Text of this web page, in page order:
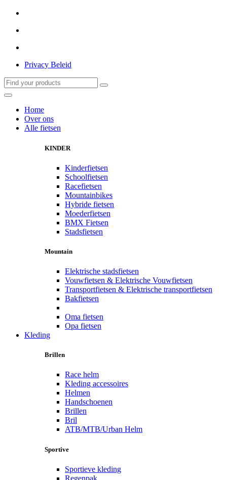
Privacy Beleid
Home
Over ons
Alle fietsen
KINDER
Kinderfietsen
Schoolfietsen
Racefietsen
Mountainbikes
Hybride fietsen
Moederfietsen
BMX Fietsen
Stadsfietsen
Mountain
Elektrische stadsfietsen
Vouwfietsen & Elektrische Vouwfietsen
Transportfietsen & Elektrische transportfietsen
Bakfietsen
Oma fietsen
Opa fietsen
Kleding
Brillen
Race helm
Kleding accessoires
Helmen
Handschoenen
Brillen
Bril
ATB/MTB/Urban Helm
Sportive
Sportieve kleding
Regenpak